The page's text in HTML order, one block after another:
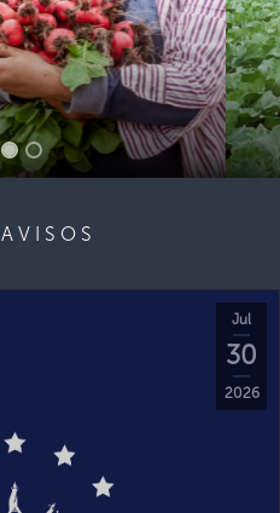
AVISOS
Jul
30
2026